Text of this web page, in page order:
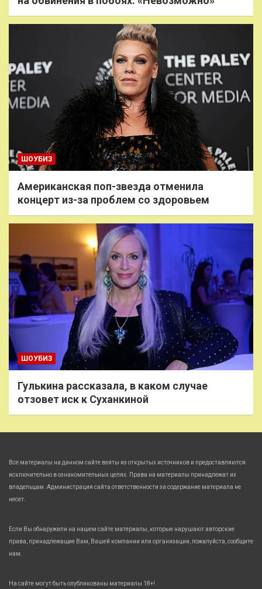
ШОУБИЗ
Американская поп-звезда отменила
концерт из-за проблем со здоровьем
ШОУБИЗ
Гулькина рассказала, в каком случае
отзовет иск к Суханкиной
Все материалы на данном сайте взяты из открытых источников и предоставляются
исключительно в ознакомительных целях. Права на материалы принадлежат их
владельцам. Администрация сайта ответственности за содержание материала не
несет.
Если Вы обнаружили на нашем сайте материалы, которые нарушают авторские
права, принадлежащие Вам, Вашей компании или организации, пожалуйста, сообщите
нам.
На сайте могут быть опубликованы материалы 18+!